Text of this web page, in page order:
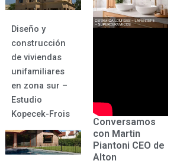
Diseño y
construcción
de viviendas
unifamiliares
en zona sur –
Estudio
Kopecek-Frois
Conversamos
con Martin
Piantoni CEO de
Alton